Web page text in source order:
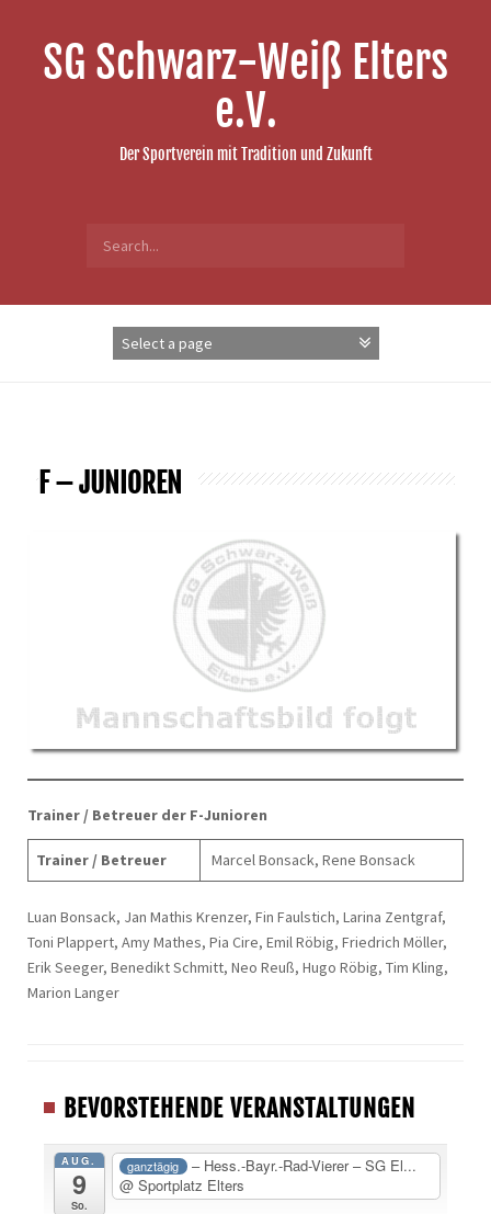
contentSG Schwarz-Weiß Elters
e.V.
Der Sportverein mit Tradition und Zukunft
for:
F – JUNIOREN
Trainer / Betreuer der F-Junioren
Trainer / Betreuer Marcel Bonsack, Rene Bonsack
Luan Bonsack, Jan Mathis Krenzer, Fin Faulstich, Larina Zentgraf,
Toni Plappert, Amy Mathes, Pia Cire, Emil Röbig, Friedrich Möller,
Erik Seeger, Benedikt Schmitt, Neo Reuß, Hugo Röbig, Tim Kling,
Marion Langer
BEVORSTEHENDE VERANSTALTUNGEN
AUG.
9
So.
ganztägig
– Hess.-Bayr.-Rad-Vierer – SG El...
@ Sportplatz Elters